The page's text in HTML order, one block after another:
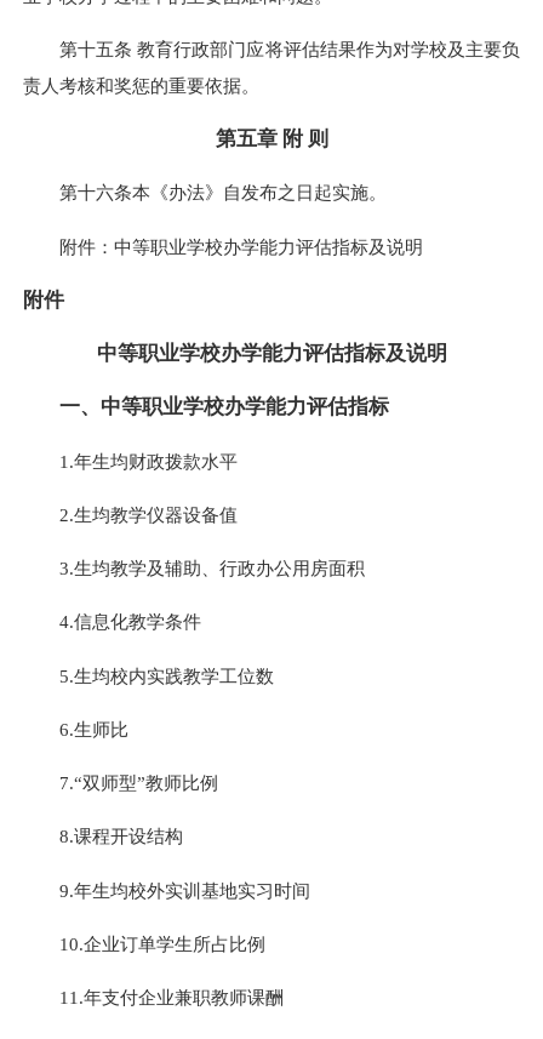
第十五条 教育行政部门应将评估结果作为对学校及主要负
责人考核和奖惩的重要依据。
第五章 附 则
第十六条本《办法》自发布之日起实施。
附件：中等职业学校办学能力评估指标及说明
附件
中等职业学校办学能力评估指标及说明
一、中等职业学校办学能力评估指标
1.年生均财政拨款水平
2.生均教学仪器设备值
3.生均教学及辅助、行政办公用房面积
4.信息化教学条件
5.生均校内实践教学工位数
6.生师比
7.“双师型”教师比例
8.课程开设结构
9.年生均校外实训基地实习时间
10.企业订单学生所占比例
11.年支付企业兼职教师课酬